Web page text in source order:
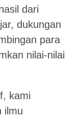
dari
dukungan
para
nilai-nilai
kami
ilmu